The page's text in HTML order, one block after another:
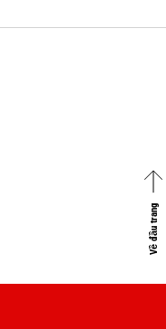
Về đầu trang